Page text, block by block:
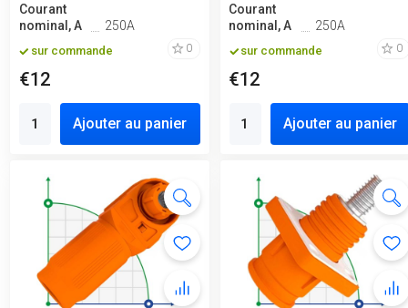
Courant
nominal, A
250A
sur commande 0
€12
Ajouter au panier
Courant
nominal, A
250A
sur commande 0
€12
Ajouter au panier